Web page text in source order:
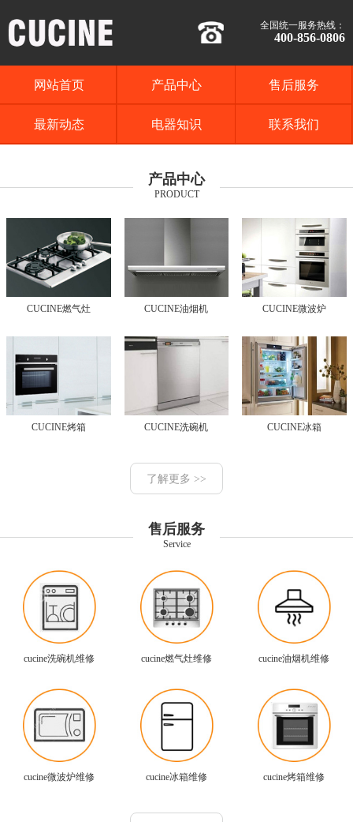
全国统一服务热线：
400-856-0806
网站首页 产品中心 售后服务
最新动态 电器知识 联系我们
产品中心
PRODUCT
CUCINE燃气灶 CUCINE油烟机 CUCINE微波炉
CUCINE烤箱 CUCINE洗碗机 CUCINE冰箱
了解更多 >>
售后服务
Service
cucine洗碗机维修 cucine燃气灶维修 cucine油烟机维修
cucine微波炉维修 cucine冰箱维修 cucine烤箱维修